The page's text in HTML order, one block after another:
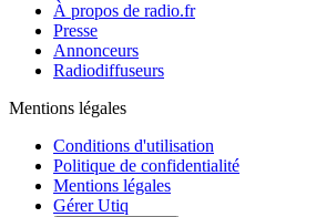
À propos de radio.fr
Presse
Annonceurs
Radiodiffuseurs
Mentions légales
Conditions d'utilisation
Politique de confidentialité
Mentions légales
Gérer Utiq